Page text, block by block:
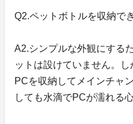
Q2.ペットボトルを収納で
A2.シンプルな外観にする
ットは設けていません。
PCを収納してメインチャ
しても水滴でPCが濡れる